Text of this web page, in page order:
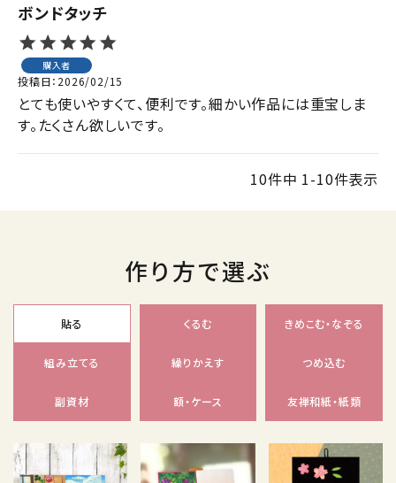
ボンドタッチ
購入者
投稿日 2026/02/15
とても使いやすくて、便利です。細かい作品には重宝しま
す。たくさん欲しいです。
10件中 1-10件表示
作り方で選ぶ
貼る くるむ きめこむ・なぞる
組み立てる 繰りかえす つめ込む
副資材 額・ケース 友禅和紙・紙類